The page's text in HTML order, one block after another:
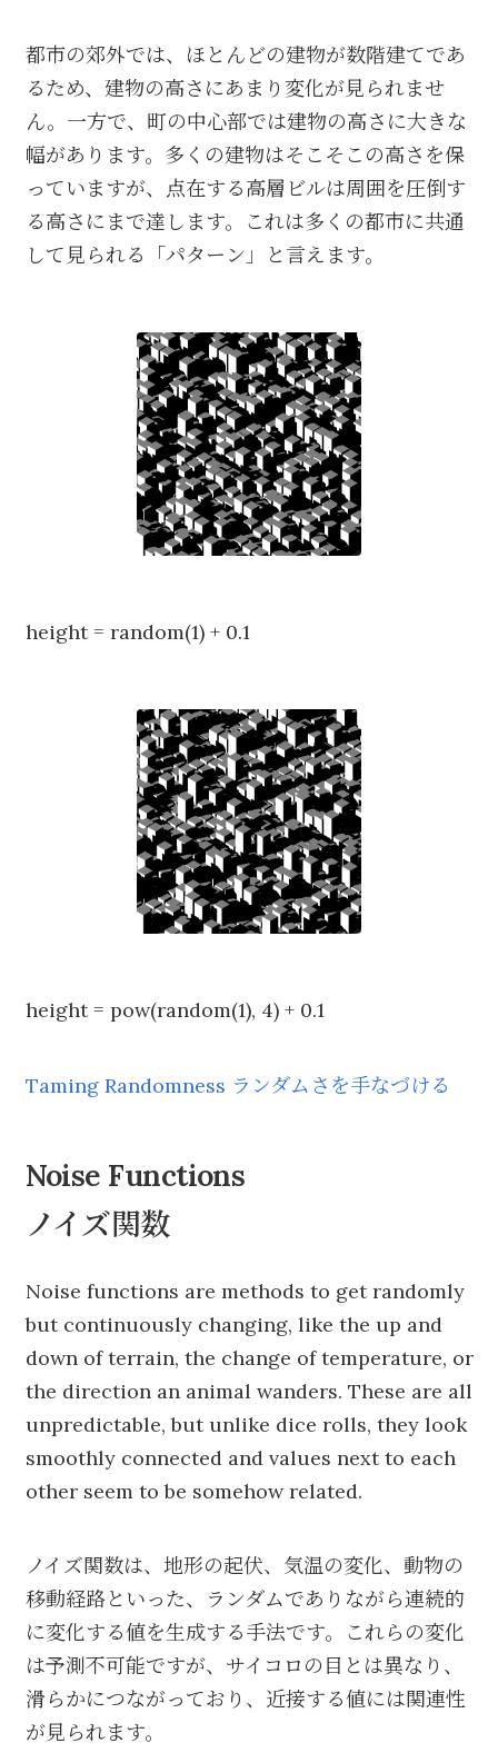
都市の郊外では、ほとんどの建物が数階建てであ
るため、建物の高さにあまり変化が見られませ
ん。一方で、町の中心部では建物の高さに大きな
幅があります。多くの建物はそこそこの高さを保
っていますが、点在する高層ビルは周囲を圧倒す
る高さにまで達します。これは多くの都市に共通
して見られる「パターン」と言えます。
height = random(1) + 0.1
height = pow(random(1), 4) + 0.1
Taming Randomness ランダムさを手なづける
Noise Functions
ノイズ関数
Noise functions are methods to get randomly
but continuously changing, like the up and
down of terrain, the change of temperature, or
the direction an animal wanders. These are all
unpredictable, but unlike dice rolls, they look
smoothly connected and values next to each
other seem to be somehow related.
ノイズ関数は、地形の起伏、気温の変化、動物の
移動経路といった、ランダムでありながら連続的
に変化する値を生成する手法です。これらの変化
は予測不可能ですが、サイコロの目とは異なり、
滑らかにつながっており、近接する値には関連性
が見られます。